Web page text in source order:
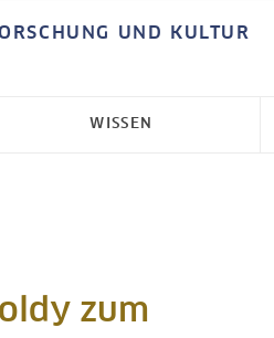
UND KULTUR
WISSEN
zum